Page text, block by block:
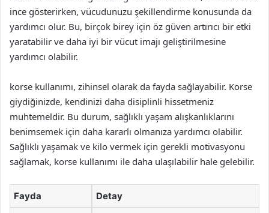
ince gösterirken, vücudunuzu şekillendirme konusunda da
yardımcı olur. Bu, birçok birey için öz güven artırıcı bir etki
yaratabilir ve daha iyi bir vücut imajı geliştirilmesine
yardımcı olabilir.
korse kullanımı, zihinsel olarak da fayda sağlayabilir. Korse
giydiğinizde, kendinizi daha disiplinli hissetmeniz
muhtemeldir. Bu durum, sağlıklı yaşam alışkanlıklarını
benimsemek için daha kararlı olmanıza yardımcı olabilir.
Sağlıklı yaşamak ve kilo vermek için gerekli motivasyonu
sağlamak, korse kullanımı ile daha ulaşılabilir hale gelebilir.
Fayda Detay